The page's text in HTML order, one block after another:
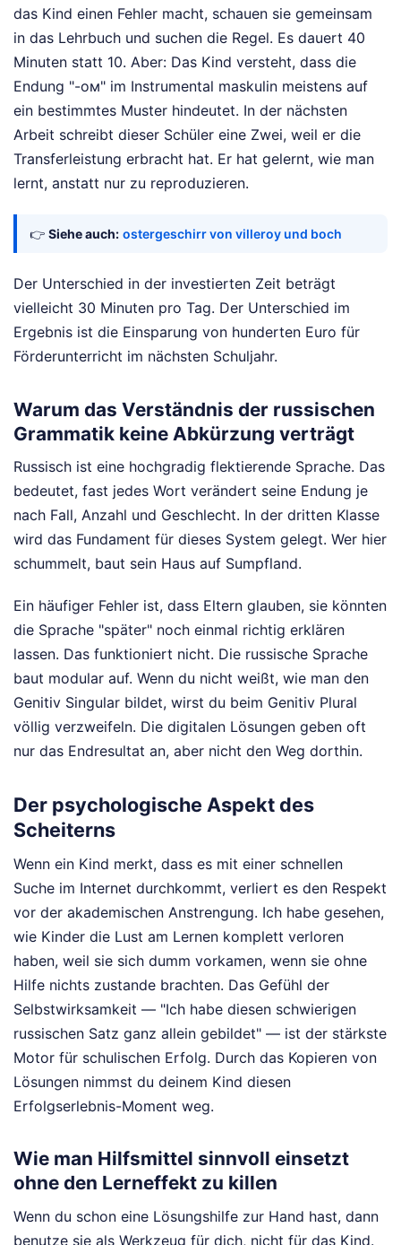
das Kind einen Fehler macht, schauen sie gemeinsam
in das Lehrbuch und suchen die Regel. Es dauert 40
Minuten statt 10. Aber: Das Kind versteht, dass die
Endung "-ом" im Instrumental maskulin meistens auf
ein bestimmtes Muster hindeutet. In der nächsten
Arbeit schreibt dieser Schüler eine Zwei, weil er die
Transferleistung erbracht hat. Er hat gelernt, wie man
lernt, anstatt nur zu reproduzieren.
👉 Siehe auch: ostergeschirr von villeroy und boch
Der Unterschied in der investierten Zeit beträgt
vielleicht 30 Minuten pro Tag. Der Unterschied im
Ergebnis ist die Einsparung von hunderten Euro für
Förderunterricht im nächsten Schuljahr.
Warum das Verständnis der russischen
Grammatik keine Abkürzung verträgt
Russisch ist eine hochgradig flektierende Sprache. Das
bedeutet, fast jedes Wort verändert seine Endung je
nach Fall, Anzahl und Geschlecht. In der dritten Klasse
wird das Fundament für dieses System gelegt. Wer hier
schummelt, baut sein Haus auf Sumpfland.
Ein häufiger Fehler ist, dass Eltern glauben, sie könnten
die Sprache "später" noch einmal richtig erklären
lassen. Das funktioniert nicht. Die russische Sprache
baut modular auf. Wenn du nicht weißt, wie man den
Genitiv Singular bildet, wirst du beim Genitiv Plural
völlig verzweifeln. Die digitalen Lösungen geben oft
nur das Endresultat an, aber nicht den Weg dorthin.
Der psychologische Aspekt des
Scheiterns
Wenn ein Kind merkt, dass es mit einer schnellen
Suche im Internet durchkommt, verliert es den Respekt
vor der akademischen Anstrengung. Ich habe gesehen,
wie Kinder die Lust am Lernen komplett verloren
haben, weil sie sich dumm vorkamen, wenn sie ohne
Hilfe nichts zustande brachten. Das Gefühl der
Selbstwirksamkeit — "Ich habe diesen schwierigen
russischen Satz ganz allein gebildet" — ist der stärkste
Motor für schulischen Erfolg. Durch das Kopieren von
Lösungen nimmst du deinem Kind diesen
Erfolgserlebnis-Moment weg.
Wie man Hilfsmittel sinnvoll einsetzt
ohne den Lerneffekt zu killen
Wenn du schon eine Lösungshilfe zur Hand hast, dann
benutze sie als Werkzeug für dich, nicht für das Kind.